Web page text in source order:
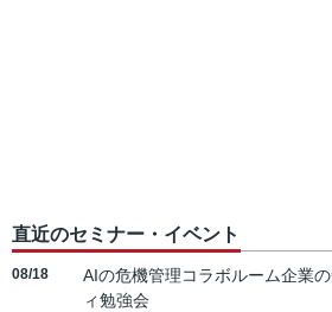
直近のセミナー・イベント
08/18
AIの危機管理コラボルーム企業
ィ勉強会